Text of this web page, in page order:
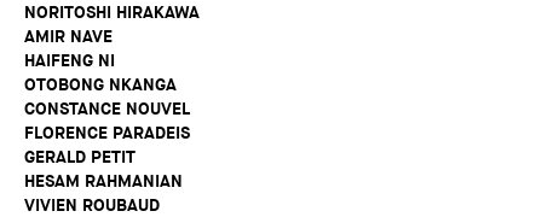
NORITOSHI HIRAKAWA
AMIR NAVE
HAIFENG NI
OTOBONG NKANGA
CONSTANCE NOUVEL
FLORENCE PARADEIS
GERALD PETIT
HESAM RAHMANIAN
VIVIEN ROUBAUD